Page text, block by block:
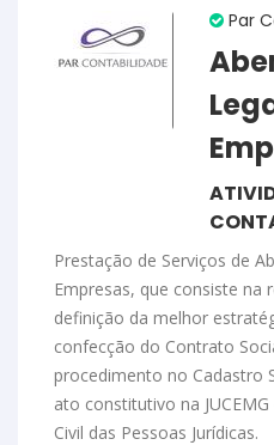
Par
Prestação de Serviços de
Empresas, que consiste na
definição da melhor
confecção do Contrato
procedimento no Cadastro
ato constitutivo na
Civil das Pessoas Jurídicas.